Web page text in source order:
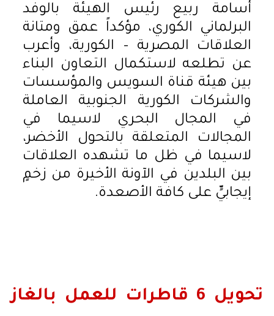
أسامة ربيع رئيس الهيئة بالوفد
البرلماني الكوري، مؤكداً عمق ومتانة
العلاقات المصرية – الكورية، وأعرب
عن تطلعه لاستكمال التعاون البناء
بين هيئة قناة السويس والمؤسسات
والشركات الكورية الجنوبية العاملة
في المجال البحري لاسيما في
المجالات المتعلقة بالتحول الأخضر،
لاسيما في ظل ما تشهده العلاقات
بين البلدين في الآونة الأخيرة من زخمٍ
إيجابيٍّ على كافة الأصعدة.
تحويل 6 قاطرات للعمل بالغاز